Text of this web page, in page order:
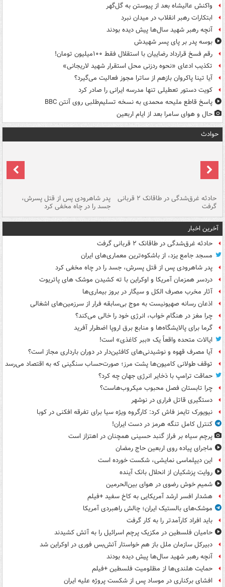
واکنش عالیشاه بعد از پیوستن به گل‌گهر
ابتکارات رهبر انقلاب در میدان نبرد
آنچه رهبر شهید سال‌ها پیش دیده بودند
بوسه‌ پدر بر پای پسر شهیدش
رقم فسخ قرارداد رضاییان با استقلال فقط ۱۰۰میلیون تومان!
تکذیب ادعای «نحوه ردزنی محل استقرار شهید لاریجانی»
آیا تینا پاکروان بازهم از ساترا مجوز فعالیت می‌گیرد؟
کویت دستور تعطیلی تنها مدرسه ایرانی را صادر کرد
پاسخ قاطع ملیحه محمدی به نسخه تسلیم‌طلبی روی آنتن BBC
حال و هوای سامرا بعد از ایام اربعین
حوادث
حادثه غرق‌شدگی در طاقانک ۲ قربانی
گرفت
پدر شاهرودی پس از قتل پسرش،
جسد را در چاه مخفی کرد
آخرین اخبار
حادثه غرق‌شدگی در طاقانک ۲ قربانی گرفت
مسجد جامع یزد، از باشکوه‌ترین معماری‌های ایران
پدر شاهرودی پس از قتل پسرش، جسد را در چاه مخفی کرد
دردسر همزمان آمریکا و اوکراین با ته کشیدن موشک های پاتریوت
آثار مخرب مصرف الکل و سیگار در بروز بیماری‌ها
اذعان رسانه صهیونیست به موج بی‌سابقه فرار از سرزمین‌های اشغالی
چرا مغز در هنگام خواب، انرژی خود را خالی می‌کند؟
گرما برای پالایشگاه‌ها و منابع برق اروپا اضطرار آفرید
ایالات متحده واقعاً یک «ببر کاغذی» است!
آیا مصرف قهوه و نوشیدنی‌های کافئین‌دار در دوران بارداری مجاز است؟
توقف طولانی کامیون‌ها پشت مرز؛ صورت‌حساب سنگینی که به اقتصاد می‌رسد
حماقت ترامپ با ذخایر انرژی جهان چه کرد؟
چرا تابستان فصل محبوب میکروب‌هاست؟
دستگیری قاتل فراری در نوشهر
نیویورک تایمز فاش کرد: کارگروه ویژه سیا برای تفرقه افکنی در کوبا
کنترل کامل تنگه هرمز در دست ایران!
پرچم سیاه بر فراز گنبد حسینی همچنان در اهتزاز است
ماجرای پیاده روی اربعین حاج رمضان
این دیپلماسی نمایشی، شکست خورده است
روایت پزشکیان از انحلال بانک آینده
شمیم خوش رضوی در هوای بین‌الحرمین
هشدار افسر ارشد آمریکایی به کاخ سفید +فیلم
موشک‌های بالستیک ایران؛ چالش راهبردی آمریکا
باید افراد کارآمدتر را به کار گرفت
حامیان فلسطین در مکزیک پرچم اسرائیل را به آتش کشیدند
دبیرکل سازمان ملل باز هم خواستار آتش‌بس فوری در اوکراین شد
آنچه رهبر شهید سال‌ها پیش دیده بودند
حمایت هلندی‌ها از مظلومیت فلسطین +فیلم
افشای برکناری در موساد پس از شکست پروژه علیه ایران